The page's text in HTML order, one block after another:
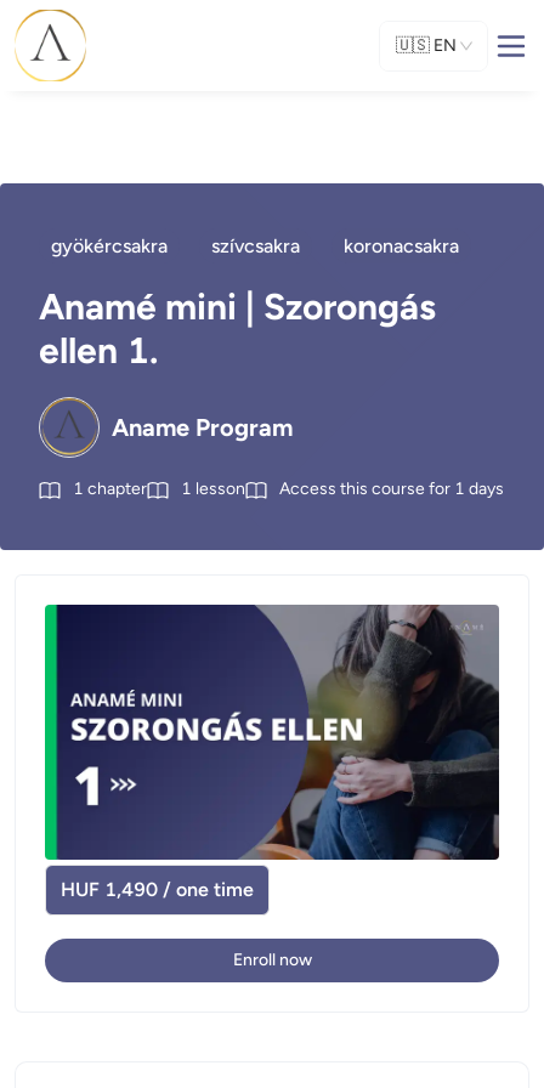
🇺🇸 EN
gyökércsakra szívcsakra koronacsakra
Anamé mini | Szorongás
ellen 1.
Aname Program
1 chapter 1 lesson Access this course for 1 days
HUF 1,490 / one time
Enroll now